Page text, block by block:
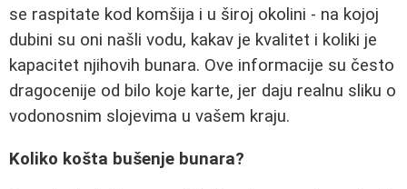
se raspitate kod komšija i u široj okolini - na kojoj
dubini su oni našli vodu, kakav je kvalitet i koliki je
kapacitet njihovih bunara. Ove informacije su često
dragocenije od bilo koje karte, jer daju realnu sliku o
vodonosnim slojevima u vašem kraju.
Koliko košta bušenje bunara?